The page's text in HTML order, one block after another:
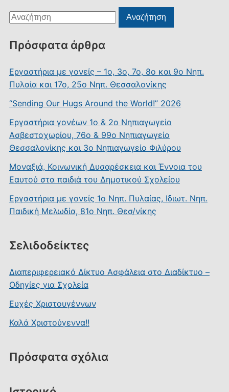
Αναζήτηση
για:
Αναζήτηση
Πρόσφατα άρθρα
Εργαστήρια με γονείς – 1ο, 3ο, 7ο, 8ο και 9ο Νηπ.
Πυλαία και 17ο, 25ο Νηπ. Θεσσαλονίκης
“Sending Our Hugs Around the World!” 2026
Εργαστήρια γονέων 1ο & 2ο Νηπιαγωγείο
Ασβεστοχωρίου, 76ο & 99ο Νηπιαγωγείο
Θεσσαλονίκης και 3ο Νηπιαγωγείο Φιλύρου
Μοναξιά, Κοινωνική Δυσαρέσκεια και Έννοια του
Εαυτού στα παιδιά του Δημοτικού Σχολείου
Εργαστήρια με γονείς 1ο Νηπ. Πυλαίας, Ιδιωτ. Νηπ.
Παιδική Μελωδία, 81ο Νηπ. Θεσ/νίκης
Σελιδοδείκτες
Διαπεριφερειακό Δίκτυο Ασφάλεια στο Διαδίκτυο –
Οδηγίες για Σχολεία
Ευχές Χριστουγέννων
Καλά Χριστούγεννα!!
Πρόσφατα σχόλια